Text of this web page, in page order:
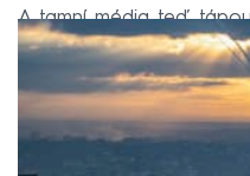
A tamní média teď